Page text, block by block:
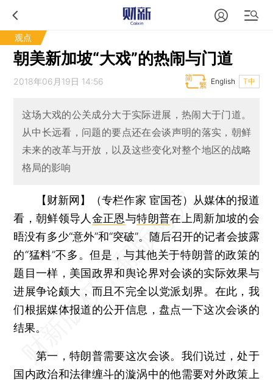
观点
朝美新加坡“大戏”的热闹与门道
2018年06月19日 14:56 T中
English
这场大戏的公关成分大于实际进展，热闹大于门道。
从中长远看，问题的要点还在会谈声明的落实，朝鲜
未来的改革与开放，以及这些变化对整个地区的战略
格局的影响
【财新网】（专栏作家 宦国苍） 从媒体的报道
看，朝鲜领导人 金正恩与特朗普在上周新加坡的会
晤没有多少“意外”和“突破”。随后召开的记者会披露
的“猛料”不多。但是，与其他关于特朗普的政策的
题目一样，美国政界和舆论界对会谈的实际效果与
进展争论颇大，而且不完全以党派划界。在此，我
们根据媒体报道的公开信息，盘点一下这次会谈的
结果。
第一，特朗普需要这次会谈。我们说过，处于
国内政治和法律缠斗的漩涡中的他需要对外政策上